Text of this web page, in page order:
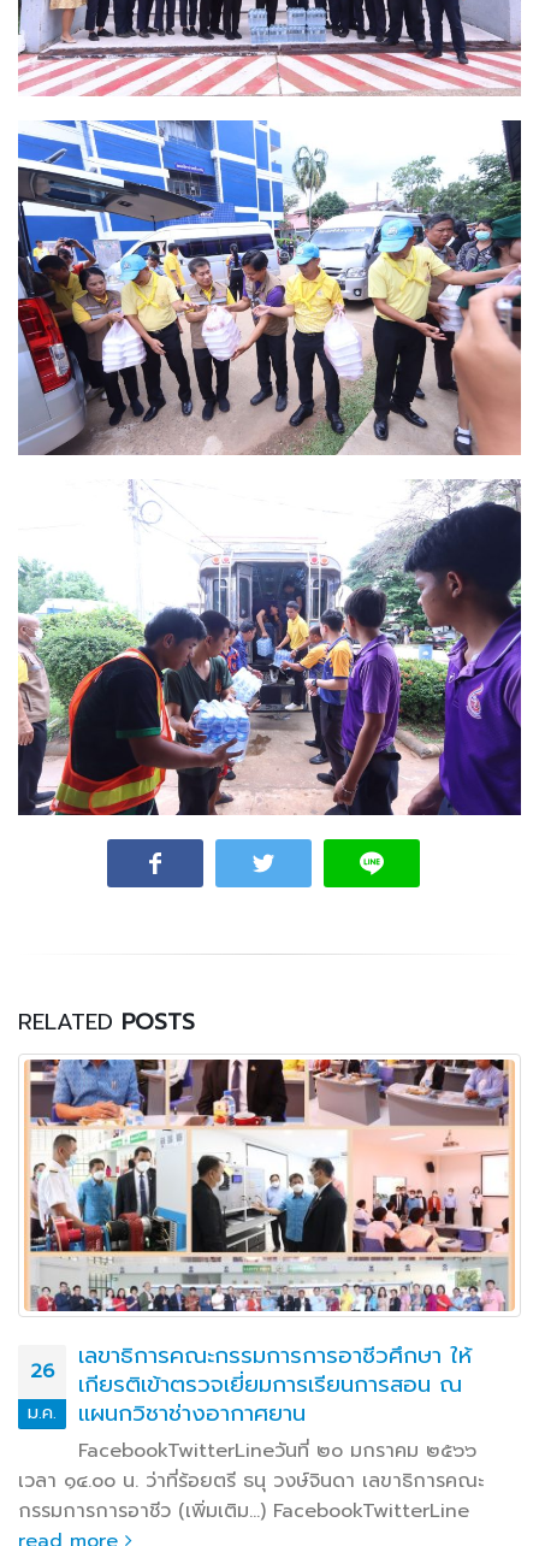
RELATED POSTS
26
ม.ค.
เลขาธิการคณะกรรมการการอาชีวศึกษา ให้
เกียรติเข้าตรวจเยี่ยมการเรียนการสอน ณ
แผนกวิชาช่างอากาศยาน
FacebookTwitterLineวันที่ ๒๐ มกราคม ๒๕๖๖
เวลา ๑๔.๐๐ น. ว่าที่ร้อยตรี ธนุ วงษ์จินดา เลขาธิการคณะ
กรรมการการอาชีว (เพิ่มเติม…) FacebookTwitterLine